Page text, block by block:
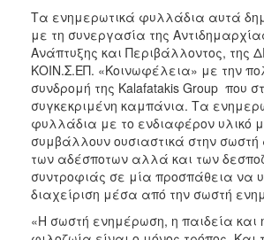
Τα ενημερωτικά φυλλάδια αυτά
με τη συνεργασία της
Ανάπτυξης και Περιβάλλοντος, της
ΚΟΙΝ.Σ.ΕΠ. «Κοινωφέλεια» με την
συνδρομή της Kalafatakis Group που
συγκεκριμένη καμπάνια. Τα
φυλλάδια με το ενδιαφέρον υλικό
συμβάλλουν ουσιαστικά στην σωστή
των αδέσποτων αλλά και των
συντροφιάς σε μία προσπάθεια να
διαχείριση μέσα από την σωστή
«Η σωστή ενημέρωση, η παιδεία και